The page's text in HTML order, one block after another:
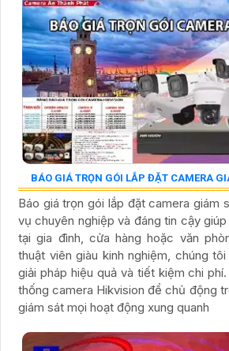
BÁO GIÁ TRỌN GÓI LẮP ĐẶT CAMERA
Báo giá trọn gói lắp đặt camera giám
vụ chuyên nghiệp và đáng tin cậy
tại gia đình, cửa hàng hoặc văn
thuật viên giàu kinh nghiệm, chúng
giải pháp hiệu quả và tiết kiệm chi
thống camera Hikvision để chủ động
giám sát mọi hoạt động xung quanh